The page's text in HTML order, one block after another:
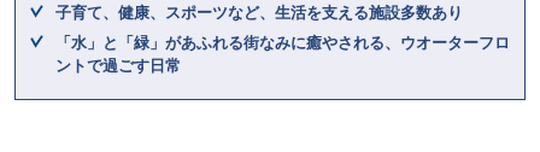
子育て、健康、スポーツなど、生活を支える施設多数あり
「水」と「緑」があふれる街なみに癒やされる、ウオーターフロ
ントで過ごす日常